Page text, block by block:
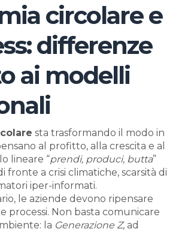
circolare e
differenze
ai modelli
sta trasformando il modo in
al profitto, alla crescita e al
lineare “prendi, produci, butta”
fronte a crisi climatiche, scarsità di
iper-informati.
le aziende devono ripensare
processi. Non basta comunicare
la Generazione Z, ad